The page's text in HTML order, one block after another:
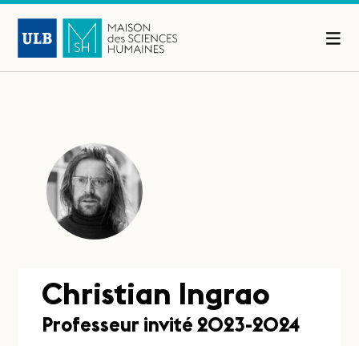
Christian Ingrao
Professeur invité 2023-2024